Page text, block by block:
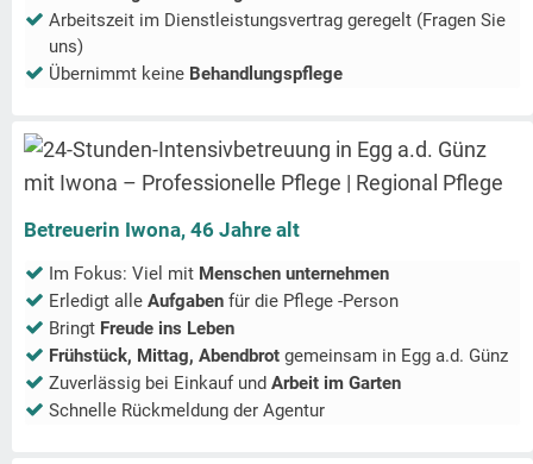
Arbeitszeit im Dienstleistungsvertrag geregelt (Fragen Sie
uns)
Übernimmt keine Behandlungspflege
Betreuerin Iwona, 46 Jahre alt
Im Fokus: Viel mit Menschen unternehmen
Erledigt alle Aufgaben für die Pflege -Person
Bringt Freude ins Leben
Frühstück, Mittag, Abendbrot gemeinsam in Egg a.d. Günz
Zuverlässig bei Einkauf und Arbeit im Garten
Schnelle Rückmeldung der Agentur